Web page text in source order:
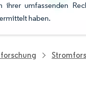
umfassenden
ermittelt haben.